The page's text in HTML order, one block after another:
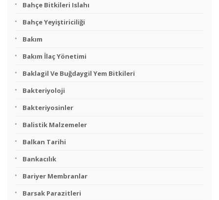
Bahçe Bitkileri Islahı
Bahçe Yeyiştiriciliği
Bakım
Bakım İlaç Yönetimi
Baklagil Ve Buğdaygil Yem Bitkileri
Bakteriyoloji
Bakteriyosinler
Balistik Malzemeler
Balkan Tarihi
Bankacılık
Bariyer Membranlar
Barsak Parazitleri